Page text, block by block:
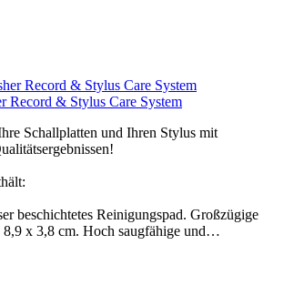
Record & Stylus Care System
Schallplatten und Ihren Stylus mit
beschichtetes Reinigungspad. Großzügige
8,9 x 3,8 cm. Hoch saugfähige und…